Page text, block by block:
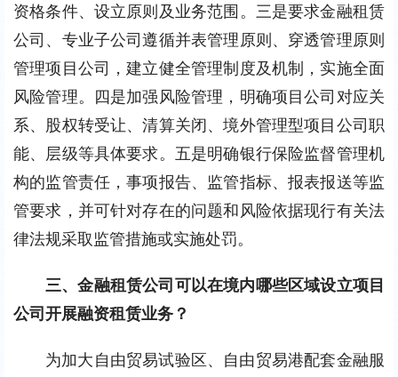
资格条件、设立原则及业务范围。三是要求金融租赁
公司、专业子公司遵循并表管理原则、穿透管理原则
管理项目公司，建立健全管理制度及机制，实施全面
风险管理。四是加强风险管理，明确项目公司对应关
系、股权转受让、清算关闭、境外管理型项目公司职
能、层级等具体要求。五是明确银行保险监督管理机
构的监管责任，事项报告、监管指标、报表报送等监
管要求，并可针对存在的问题和风险依据现行有关法
律法规采取监管措施或实施处罚。
三、金融租赁公司可以在境内哪些区域设立项目
公司开展融资租赁业务？
为加大自由贸易试验区、自由贸易港配套金融服